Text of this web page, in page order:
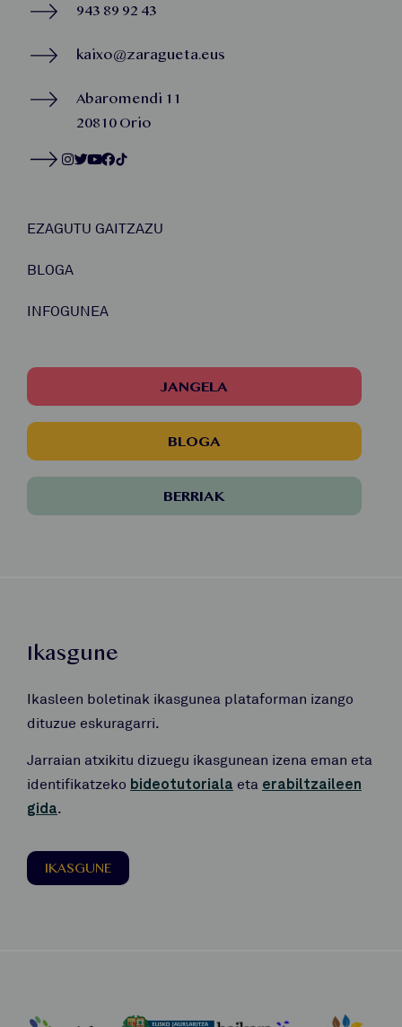
943 89 92 43
kaixo@zaragueta.eus
Abaromendi 11
20810 Orio
EZAGUTU GAITZAZU
BLOGA
INFOGUNEA
JANGELA
BLOGA
BERRIAK
Ikasgune
Ikasleen boletinak ikasgunea plataforman izango
dituzue eskuragarri.
Jarraian atxikitu dizuegu ikasgunean izena eman eta
identifikatzeko bideotutoriala eta erabiltzaileen
gida.
IKASGUNE